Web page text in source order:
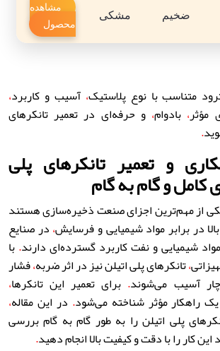
ضخیم مشکی
مشاهده
محصول
متناسب با نوع پلاستیک، آسیب و کاربرد،
مؤثر، بادوام، و حرفه‌ای در تعمیر تانکرهای
.
و تعمیر تانکرهای پلی
کامل و گام به گام
از مهم‌ترین اجزای صنعت ذخیره‌سازی هستند
در برابر مواد شیمیایی و فرسایش،در صنایع
مواد شیمیایی و نفت کاربرد گسترده‌ای دارند.با
،تانکرهای پلی اتیلن نیز در اثر ضربه،فشار
آسیب می‌شوند. برای تعمیر این تانکرها،
راهکار مؤثر شناخته می‌شود. در این مقاله،
پلی اتیلن را به طور گام به گام بررسی
این کار را با دقت و کیفیت بالا انجام دهید.